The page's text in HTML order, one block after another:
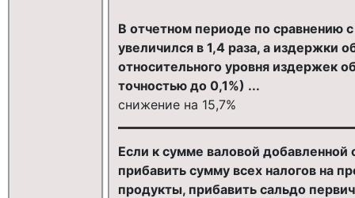
В отчетном периоде по сравнению
увеличился в 1,4 раза, а издержки
относительного уровня издержек
точностью до 0,1%) ...
снижение на 15,7%
Если к сумме валовой
прибавить сумму всех налогов на
продукты, прибавить сальдо